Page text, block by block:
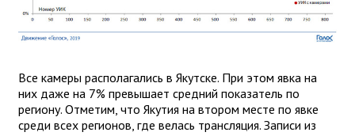
Все камеры располагались в Якутске. При этом явка на
них даже на 7% превышает средний показатель по
региону. Отметим, что Якутия на втором месте по явке
среди всех регионов, где велась трансляция. Записи из